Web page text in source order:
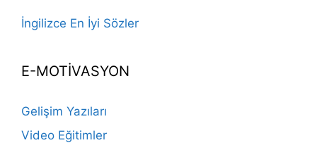
İngilizce En İyi Sözler
E-MOTİVASYON
Gelişim Yazıları
Video Eğitimler